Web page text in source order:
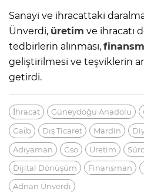
Sanayi ve ihracattaki
Ünverdi, üretim ve ihracatı
tedbirlerin alınması,
geliştirilmesi ve teşviklerin
getirdi.
İhracat Güneydoğu Anadolu
Gai̇b
Dış Ticaret Mardin
Adıyaman
Gso Üretim
Dijital Dönüşüm
Finansman
Adnan Ünverdi